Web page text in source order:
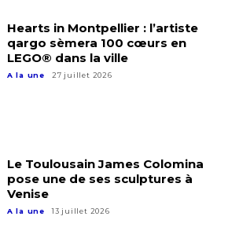
Hearts in Montpellier : l’artiste
qargo sèmera 100 cœurs en
LEGO® dans la ville
A la une 27 juillet 2026
Le Toulousain James Colomina
pose une de ses sculptures à
Venise
A la une 13 juillet 2026